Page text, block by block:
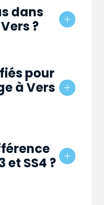
dans
?
pour
à Vers
et SS4 ?